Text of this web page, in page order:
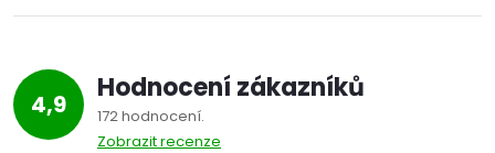
4,9 Hodnocení zákazníků
172 hodnocení
Zobrazit recenze